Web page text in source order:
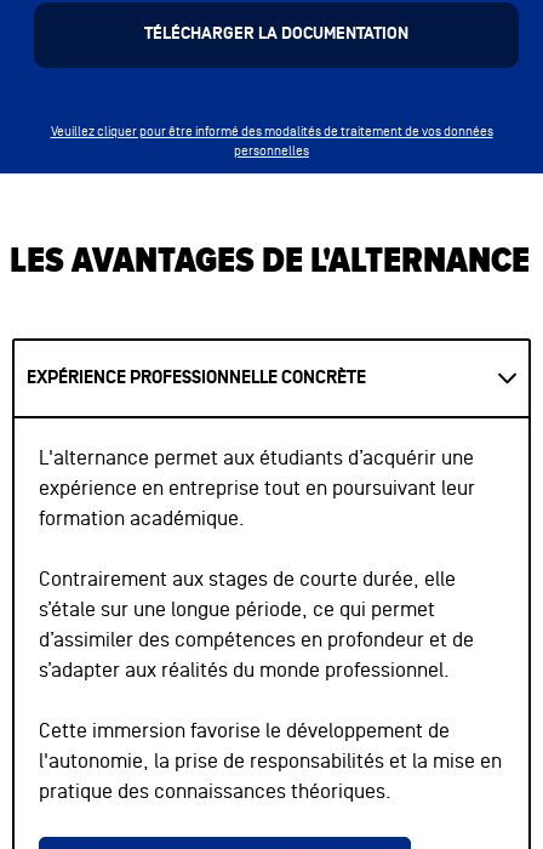
Veuillez cliquer pour être informé des modalités de traitement de vos données
personnelles
LES AVANTAGES DE L'ALTERNANCE
EXPÉRIENCE PROFESSIONNELLE CONCRÈTE
L'alternance permet aux étudiants d’acquérir une
expérience en entreprise tout en poursuivant leur
formation académique.
Contrairement aux stages de courte durée, elle
s’étale sur une longue période, ce qui permet
d’assimiler des compétences en profondeur et de
s’adapter aux réalités du monde professionnel.
Cette immersion favorise le développement de
l'autonomie, la prise de responsabilités et la mise en
pratique des connaissances théoriques.